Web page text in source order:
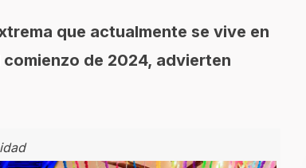
que actualmente se vive en
de 2024, advierten